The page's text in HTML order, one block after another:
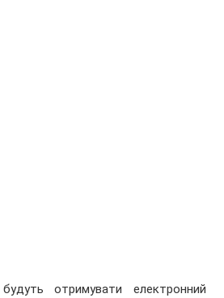
отримувати електронний